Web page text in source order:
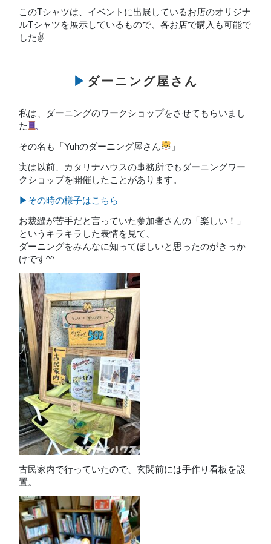
このTシャツは、イベントに出展しているお店のオリジナ
ルTシャツを展示しているもので、各お店で購入も可能で
した✌
▶ダーニング屋さん
私は、ダーニングのワークショップをさせてもらいまし
た
その名も「Yuhのダーニング屋さん
」
実は以前、カタリナハウスの事務所でもダーニングワー
クショップを開催したことがあります。
▶その時の様子はこちら
お裁縫が苦手だと言っていた参加者さんの「楽しい！」
というキラキラした表情を見て、
ダーニングをみんなに知ってほしいと思ったのがきっか
けです^^
古民家内で行っていたので、玄関前には手作り看板を設
置。